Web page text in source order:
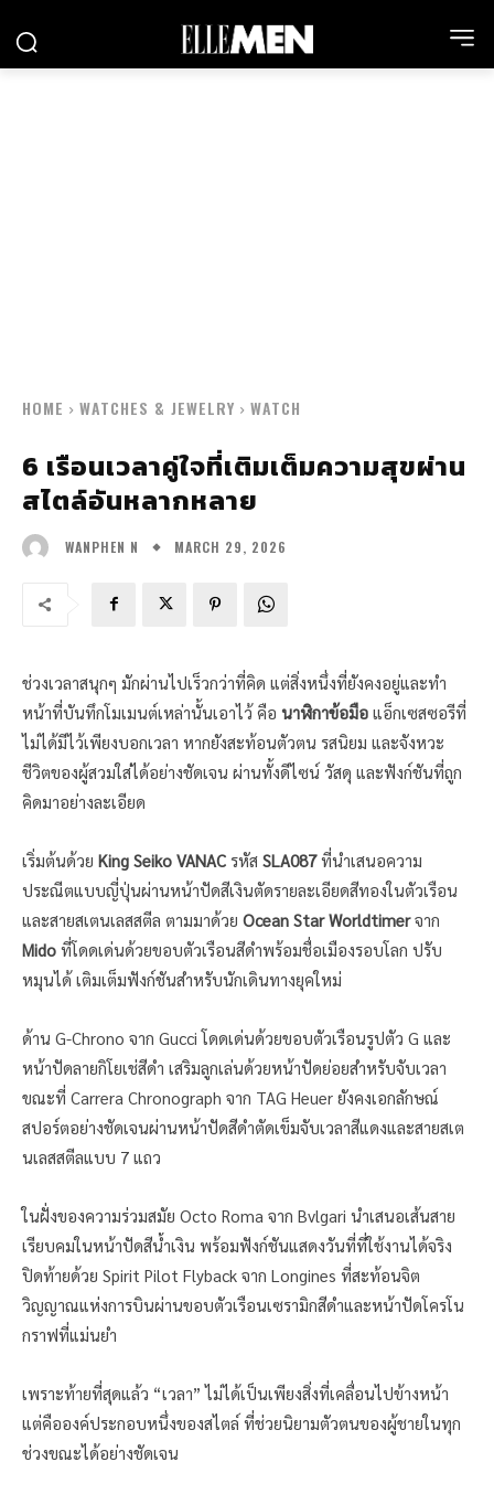
HOME WATCHES & JEWELRY WATCH
6 เรือนเวลาคู่ใจที่เติมเต็มความสุขผ่าน
สไตล์อันหลากหลาย
WANPHEN N MARCH 29, 2026
ช่วงเวลาสนุกๆ มักผ่านไปเร็วกว่าที่คิด แต่สิ่งหนึ่งที่ยังคงอยู่และทำ
หน้าที่บันทึกโมเมนต์เหล่านั้นเอาไว้ คือ นาฬิกาข้อมือ แอ็กเซสซอรีที่
ไม่ได้มีไว้เพียงบอกเวลา หากยังสะท้อนตัวตน รสนิยม และจังหวะ
ชีวิตของผู้สวมใส่ได้อย่างชัดเจน ผ่านทั้งดีไซน์ วัสดุ และฟังก์ชันที่ถูก
คิดมาอย่างละเอียด
เริ่มต้นด้วย King Seiko VANAC รหัส SLA087ที่นำเสนอความ
ประณีตแบบญี่ปุ่นผ่านหน้าปัดสีเงินตัดรายละเอียดสีทองในตัวเรือน
และสายสเตนเลสสตีล ตามมาด้วย Ocean Star Worldtimerจาก
Mido ที่โดดเด่นด้วยขอบตัวเรือนสีดำพร้อมชื่อเมืองรอบโลก ปรับ
หมุนได้ เติมเต็มฟังก์ชันสำหรับนักเดินทางยุคใหม่
ด้าน G-Chrono จาก Gucci โดดเด่นด้วยขอบตัวเรือนรูปตัว G และ
หน้าปัดลายกิโยเช่สีดำ เสริมลูกเล่นด้วยหน้าปัดย่อยสำหรับจับเวลา
ขณะที่ Carrera Chronograph จาก TAG Heuer ยังคงเอกลักษณ์
สปอร์ตอย่างชัดเจนผ่านหน้าปัดสีดำตัดเข็มจับเวลาสีแดงและสายสเต
นเลสสตีลแบบ 7 แถว
ในฝั่งของความร่วมสมัย Octo Roma จาก Bvlgari นำเสนอเส้นสาย
เรียบคมในหน้าปัดสีน้ำเงิน พร้อมฟังก์ชันแสดงวันที่ที่ใช้งานได้จริง
ปิดท้ายด้วย Spirit Pilot Flyback จาก Longines ที่สะท้อนจิต
วิญญาณแห่งการบินผ่านขอบตัวเรือนเซรามิกสีดำและหน้าปัดโครโน
กราฟที่แม่นยำ
เพราะท้ายที่สุดแล้ว “เวลา” ไม่ได้เป็นเพียงสิ่งที่เคลื่อนไปข้างหน้า
แต่คือองค์ประกอบหนึ่งของสไตล์ ที่ช่วยนิยามตัวตนของผู้ชายในทุก
ช่วงขณะได้อย่างชัดเจน